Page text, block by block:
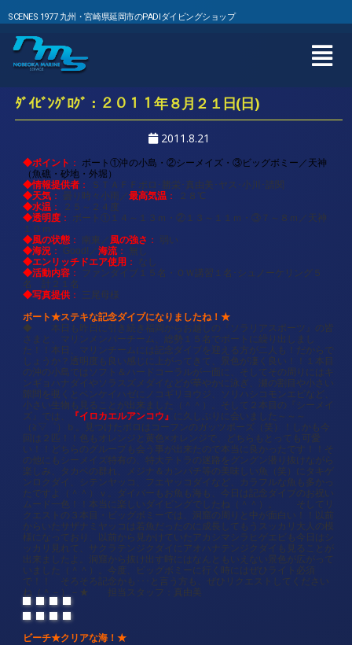
SCENES 1977 九州・宮崎県延岡市のPADIダイビングショップ
ﾀﾞｲﾋﾞﾝｸﾞﾛｸﾞ：２０１１年８月２１日(日)
2011.8.21
◆ポイント ： ボート①沖の小島・②シーメイズ・③ビッグボミー／ 天神
（魚礁・砂地・外堀）
◆情報提供者： ＳＴＡＦＦポロ･勝栄･真由美･ヤス･小川･請関
◆天気： 曇り時々小雨／最高気温： ２８℃
◆水温： ２５～２４度
◆透明度：
ボート①１４～１３ｍ・②１３～１１ｍ・③７～８ｍ／天神
１０ｍ
◆風の状態： 南東／ 風の強さ ： 弱い
◆海況： Good!／海流： 無し
◆エンリッチドエア使用 ： なし
◆活動内容：
ファンダイブ１５名・ＯＷ講習１名･シュノーケリング５
名 計２１名
◆写真提供： 三尾母様
ボート★ステキな記念ダイブになりましたね！ ★
◆ 本日も昨日に引き続き福岡からお越しの『ソラリアスポーツ』の皆
さまと、マリンメンバーチーム、総勢１５名でボートに繰り出しまし
た！！本日、マリンチームには記念ダイブを迎える方が二人も！だからで
しょうか？透明度も良い感じに上がってきて、景色が凄く良い！！１本目
の沖の小島ではソフト＆ハードコーラルが一面に、そしてその周りにはキ
ンギョハナダイやソラスズメダイなどが華やかに泳ぎ、瀬の割目や小さい
隙間を覗くとベンケイハゼにノコギリヨウジ、ソリハシコモンエビなど、
小さい生物も見ることが出来ました（＾＾）。そして２本目の『シーメイ
ズ』では、
『イロカエルアンコウ』 に久しぶりに会いました～～～
（≧▽゜）ｂ。見つけたポロはコーフンのガッツポーズ（笑）！しかも今
回は２匹！！色もオレンジと黄色×オレンジで、どちらもとっても可愛
い！！どちらのグループも会う事が出来たので本当に良かったです！！そ
の他にもシーメイズ特有の、特大テトラの迷路をグングン潜り抜けながら
楽しみ、タカベの群れ、メジナ＆カンパチ等の美味しい魚（笑）にタキゲ
ンロクダイ、シテンヤッコ、フエヤッコダイなど、カラフルな魚も多かっ
たですよ（＾＾）ｖ。ダイバーもお魚も海も、今日は記念ダイブのお祝い
ムード一色！！本当に楽しいダイビングでしたね（＾＾）。 そしてリ
クエストの３本目・ビッグボミーでは、洞窟の周りと中が面白い！！以前
からいたサザナミヤッコは若魚だったのに成長してもうスッカリ大人の模
様になっており、以前から見かけていたアカシマシラヒゲエビも今日はシ
ッカリ見れて、サクラテンジクダイにアオハナテンジクダイも見ることが
出来ましたよ。洞窟から抜け出す時にはなんともいえない景色が広がって
いました（＾＾）。今度、ビッグボミーに行く時にはぜひライト必須
で！！ そろそろ記念かも･･･と言う方も、ぜひリクエストしてください
ね（＾－）－★ 担当スタッフ：真由美
ビーチ★クリアな海！ ★